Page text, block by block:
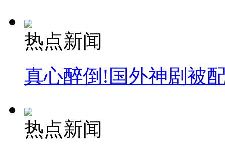
热点新闻
真心醉倒!国外神剧被
热点新闻